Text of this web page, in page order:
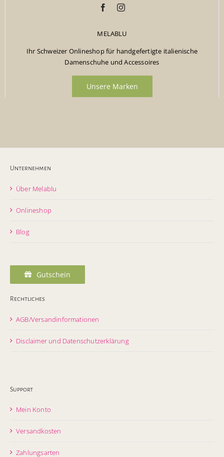
MELABLU
Ihr Schweizer Onlineshop für handgefertigte italienische
Damenschuhe und Accessoires
Unsere Marken
Unternehmen
Über Melablu
Onlineshop
Blog
Gutschein
Rechtliches
AGB/Versandinformationen
Disclaimer und Datenschutzerklärung
Support
Mein Konto
Versandkosten
Zahlungsarten